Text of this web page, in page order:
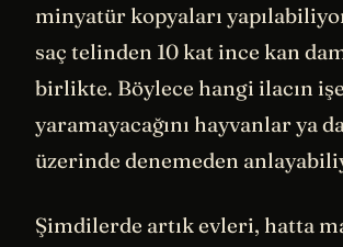
minyatür kopyaları
saç telinden 10 kat ince kan
birlikte. Böylece hangi ilacın işe
yaramayacağını hayvanlar ya
üzerinde denemeden
Şimdilerde artık evleri, hatta